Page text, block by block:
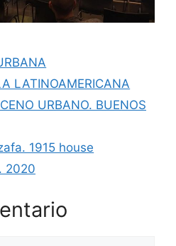
LATINOAMERICANA
URBANO. BUENOS
1915 house
2020